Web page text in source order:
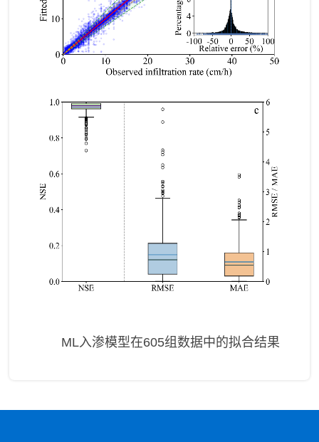
ML入渗模型在605组数据中的拟合结果